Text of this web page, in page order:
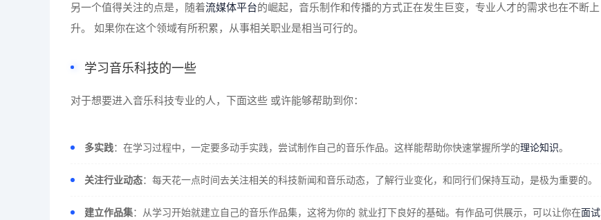
另一个值得关注的点是，随着流媒体平台的崛起，音乐制作和传播的方式正在发生巨变，专业人才的需求也在不断上
升。 如果你在这个领域有所积累，从事相关职业是相当可行的。
学习音乐科技的一些
对于想要进入音乐科技专业的人，下面这些 或许能够帮助到你：
多实践：在学习过程中，一定要多动手实践，尝试制作自己的音乐作品。这样能帮助你快速掌握所学的理论知识。
关注行业动态：每天花一点时间去关注相关的科技新闻和音乐动态，了解行业变化，和同行们保持互动，是极为重要的。
建立作品集：从学习开始就建立自己的音乐作品集，这将为你的 就业打下良好的基础。有作品可供展示，可以让你在面试